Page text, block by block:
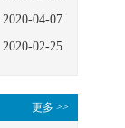
2020-04-07
2020-02-25
更多 >>